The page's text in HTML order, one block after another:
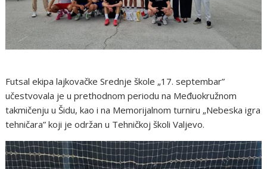
Futsal ekipa lajkovačke Srednje škole „17. septembar”
učestvovala je u prethodnom periodu na Međuokružnom
takmičenju u Šidu, kao i na Memorijalnom turniru „Nebeska igra
tehničara” koji je održan u Tehničkoj školi Valjevo.